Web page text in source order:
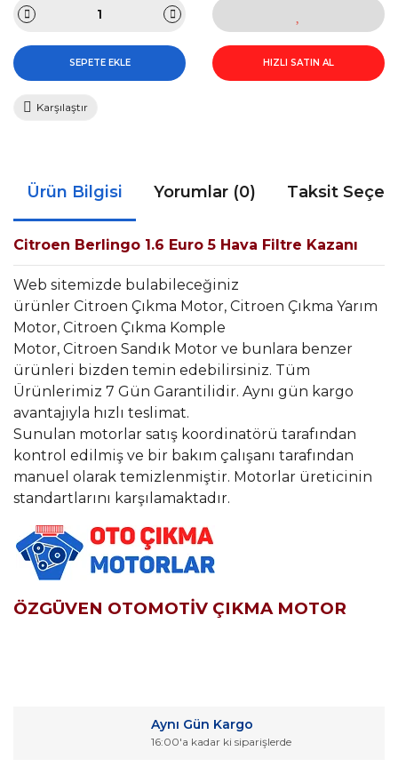
SEPETE EKLE HIZLI SATIN AL
Karşılaştır
Ürün Bilgisi Yorumlar (0) Taksit
Citroen Berlingo 1.6 Euro 5 Hava Filtre Kazanı
Web sitemizde bulabileceğiniz
ürünler Citroen Çıkma Motor, Citroen Çıkma Yarım
Motor, Citroen Çıkma Komple
Motor, Citroen Sandık Motor ve bunlara benzer
ürünleri bizden temin edebilirsiniz. Tüm
Ürünlerimiz 7 Gün Garantilidir. Aynı gün kargo
avantajıyla hızlı teslimat.
Sunulan motorlar satış koordinatörü tarafından
kontrol edilmiş ve bir bakım çalışanı tarafından
manuel olarak temizlenmiştir. Motorlar üreticinin
standartlarını karşılamaktadır.
ÖZGÜVEN OTOMOTİV ÇIKMA MOTOR
Görüş ve önerileriniz için teşekkür ederiz.
Aynı Gün Kargo
16:00'a kadar ki siparişlerde